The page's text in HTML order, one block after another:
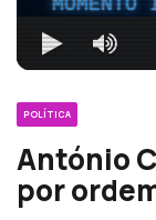
POLÍTICA
António
por